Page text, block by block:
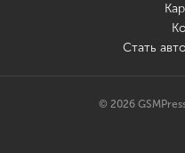
Стать
© 2026